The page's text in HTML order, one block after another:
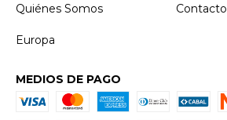
Quiénes Somos Contacto
Europa
MEDIOS DE PAGO